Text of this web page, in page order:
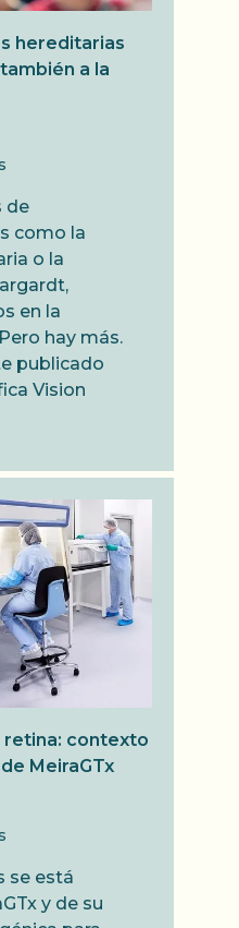
hereditarias
a la
de
como la
o la
en la
hay más.
publicado
Vision
retina: contexto
MeiraGTx
se está
y de su